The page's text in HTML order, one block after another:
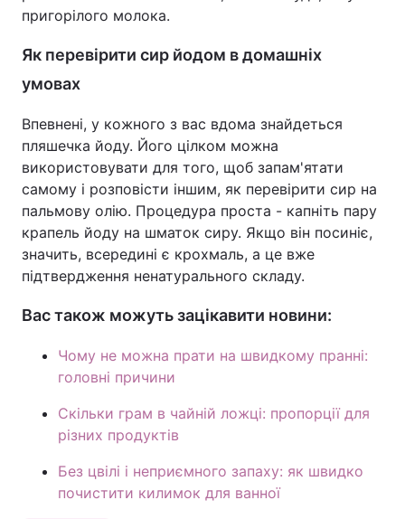
пригорілого молока.
Як перевірити сир йодом в домашніх
умовах
Впевнені, у кожного з вас вдома знайдеться
пляшечка йоду. Його цілком можна
використовувати для того, щоб запам'ятати
самому і розповісти іншим, як перевірити сир на
пальмову олію. Процедура проста - капніть пару
крапель йоду на шматок сиру. Якщо він посиніє,
значить, всередині є крохмаль, а це вже
підтвердження ненатурального складу.
Вас також можуть зацікавити новини:
Чому не можна прати на швидкому пранні:
головні причини
Скільки грам в чайній ложці: пропорції для
різних продуктів
Без цвілі і неприємного запаху: як швидко
почистити килимок для ванної